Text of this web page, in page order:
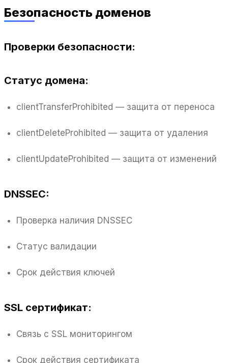
Безопасность доменов
Проверки безопасности:
Статус домена:
clientTransferProhibited — защита от переноса
clientDeleteProhibited — защита от удаления
clientUpdateProhibited — защита от изменений
DNSSEC:
Проверка наличия DNSSEC
Статус валидации
Срок действия ключей
SSL сертификат:
Связь с SSL мониторингом
Срок действия сертификата